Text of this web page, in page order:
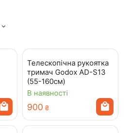
Телескопічна рукоятка
тримач Godox AD-S13
(55-160см)
В наявності
‍900‍ ₴